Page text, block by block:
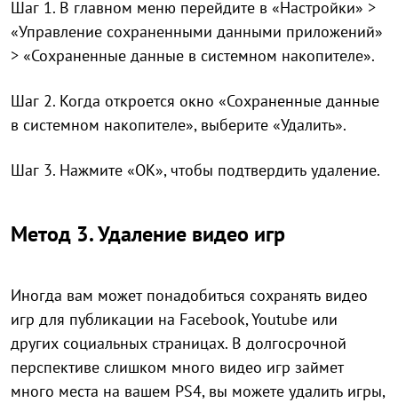
Шаг 1. В главном меню перейдите в «Настройки» >
«Управление сохраненными данными приложений»
> «Сохраненные данные в системном накопителе».
Шаг 2. Когда откроется окно «Сохраненные данные
в системном накопителе», выберите «Удалить».
Шаг 3. Нажмите «OK», чтобы подтвердить удаление.
Метод 3. Удаление видео игр
Иногда вам может понадобиться сохранять видео
игр для публикации на Facebook, Youtube или
других социальных страницах. В долгосрочной
перспективе слишком много видео игр займет
много места на вашем PS4, вы можете удалить игры,